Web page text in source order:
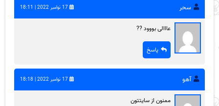
سحر 17 نوامبر 2022 | 18:11
عااالی بووود ??
پاسخ
آهو 17 نوامبر 2022 | 18:18
ممنون از سایتتون